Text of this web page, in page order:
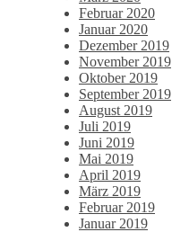
Februar 2020
Januar 2020
Dezember 2019
November 2019
Oktober 2019
September 2019
August 2019
Juli 2019
Juni 2019
Mai 2019
April 2019
März 2019
Februar 2019
Januar 2019